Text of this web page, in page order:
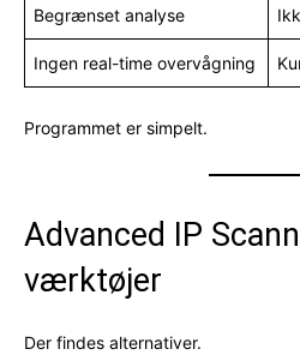
Begrænset analyse
Ingen real-time overvågning
Programmet er simpelt.
Advanced IP
værktøjer
Der findes alternativer.